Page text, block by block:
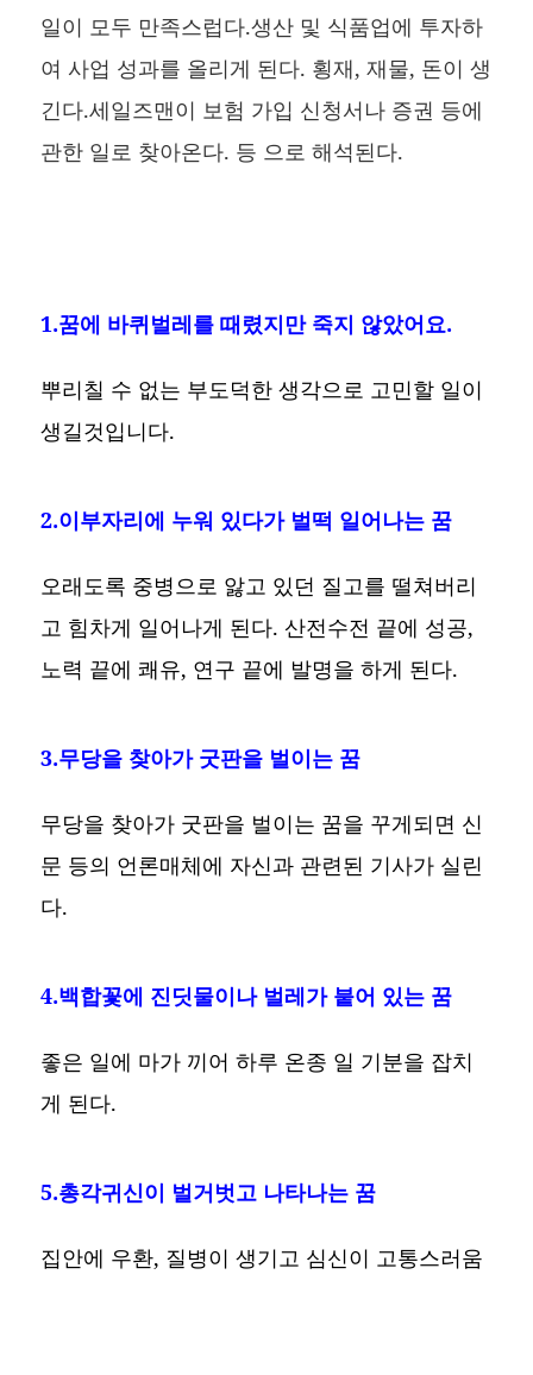
일이 모두 만족스럽다.생산 및 식품업에 투자하
여 사업 성과를 올리게 된다. 횡재, 재물, 돈이 생
긴다.세일즈맨이 보험 가입 신청서나 증권 등에
관한 일로 찾아온다. 등 으로 해석된다.
1.꿈에 바퀴벌레를 때렸지만 죽지 않았어요.
뿌리칠 수 없는 부도덕한 생각으로 고민할 일이
생길것입니다.
2.이부자리에 누워 있다가 벌떡 일어나는 꿈
오래도록 중병으로 앓고 있던 질고를 떨쳐버리
고 힘차게 일어나게 된다. 산전수전 끝에 성공,
노력 끝에 쾌유, 연구 끝에 발명을 하게 된다.
3.무당을 찾아가 굿판을 벌이는 꿈
무당을 찾아가 굿판을 벌이는 꿈을 꾸게되면 신
문 등의 언론매체에 자신과 관련된 기사가 실린
다.
4.백합꽃에 진딧물이나 벌레가 붙어 있는 꿈
좋은 일에 마가 끼어 하루 온종 일 기분을 잡치
게 된다.
5.총각귀신이 벌거벗고 나타나는 꿈
집안에 우환, 질병이 생기고 심신이 고통스러움